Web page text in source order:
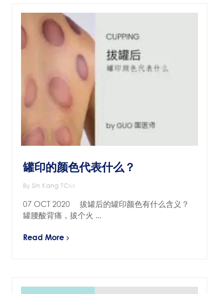
罐印的颜色代表什么？
By Sin Kang TCM
07 OCT 2020 拔罐后的罐印颜色有什么含义？
罐腰酸背痛，拔个火 ...
Read More